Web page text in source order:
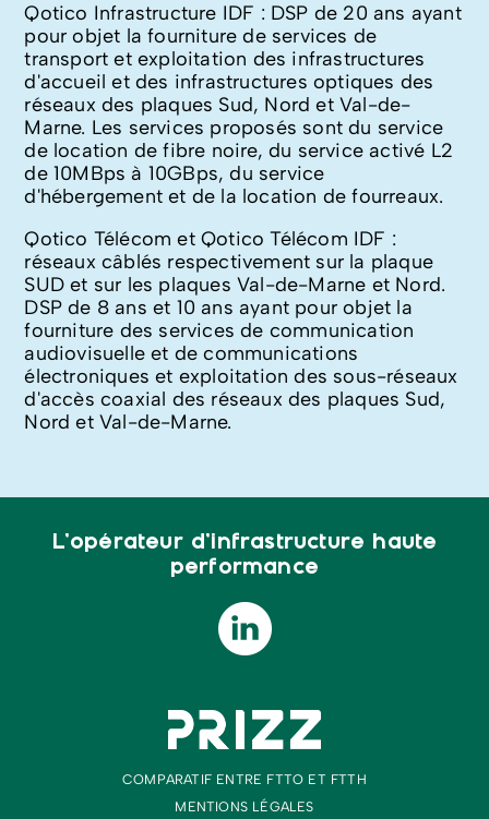
Qotico Infrastructure IDF : DSP de 20 ans ayant
pour objet la fourniture de services de
transport et exploitation des infrastructures
d'accueil et des infrastructures optiques des
réseaux des plaques Sud, Nord et Val-de-
Marne. Les services proposés sont du service
de location de fibre noire, du service activé L2
de 10MBps à 10GBps, du service
d'hébergement et de la location de fourreaux.
Qotico Télécom et Qotico Télécom IDF :
réseaux câblés respectivement sur la plaque
SUD et sur les plaques Val-de-Marne et Nord.
DSP de 8 ans et 10 ans ayant pour objet la
fourniture des services de communication
audiovisuelle et de communications
électroniques et exploitation des sous-réseaux
d'accès coaxial des réseaux des plaques Sud,
Nord et Val-de-Marne.
L’opérateur d’infrastructure haute
performance
COMPARATIF ENTRE FTTO ET FTTH
MENTIONS LÉGALES